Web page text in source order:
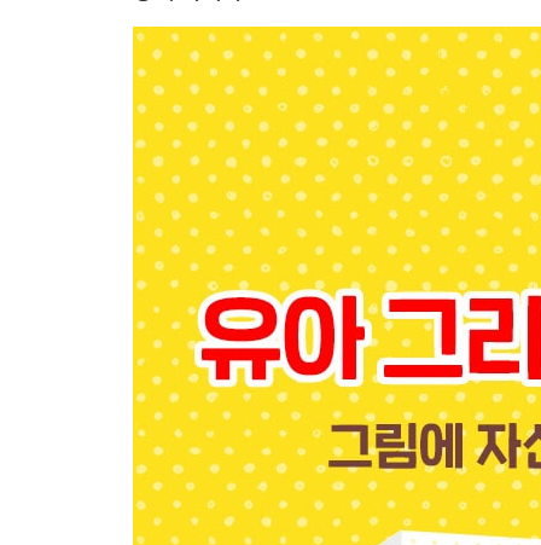
티라노사우루스와 브라키오사우루스 40
2장 곤충
무당벌레와 잠자리 44
나비와 매미 46
개미와 거미 48
꿀벌과 애벌레 50
장수풍뎅이와 사슴벌레 52
달팽이와 메뚜기 54
3장 식물
장미와 튤립 58
나팔꽃과 해바라기 60
사과·바나나·딸기·포도 62
멜론·레몬·귤·복숭아 64
버섯·당근·배추·피망 66
나무 68